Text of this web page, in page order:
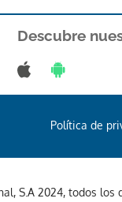
Descubre
Política de
S.A 2024, todos los